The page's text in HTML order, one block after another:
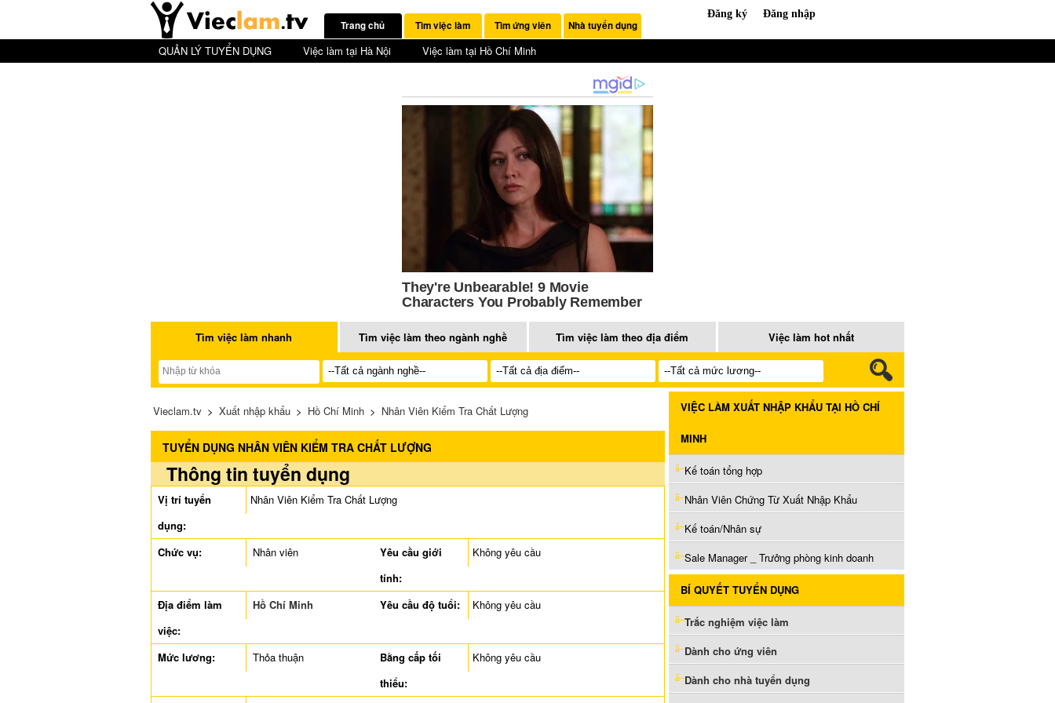
Trang chủ Tìm việc làm Tìm ứng viên Nhà tuyển dụng
QUẢN LÝ TUYỂN DỤNG Việc làm tại Hà Nội Việc làm tại Hồ Chí Minh
Tìm việc làm nhanh Tìm việc làm theo ngành nghề Tìm việc làm theo địa điểm Việc làm hot nhất
Vieclam.tv > Xuất nhập khẩu > Hồ Chí Minh > Nhân Viên Kiểm Tra Chất Lượng
TUYỂN DỤNG NHÂN VIÊN KIỂM TRA CHẤT LƯỢNG
Thông tin tuyển dụng
Vị trí tuyển
dụng:
Nhân Viên Kiểm Tra Chất Lượng
Chức vụ: Nhân viên
Yêu cầu giới
tính:
Không yêu cầu
Địa điểm làm
việc:
Hồ Chí Minh Yêu cầu độ tuổi: Không yêu cầu
Mức lương: Thỏa thuận
Bằng cấp tối
thiểu:
Không yêu cầu
VIỆC LÀM XUẤT NHẬP KHẨU TẠI HỒ CHÍ
MINH
Kế toán tổng hợp
Nhân Viên Chứng Từ Xuất Nhập Khẩu
Kế toán/Nhân sự
Sale Manager _ Trưởng phòng kinh doanh
BÍ QUYẾT TUYỂN DỤNG
Trắc nghiệm việc làm
Dành cho ứng viên
Dành cho nhà tuyển dụng